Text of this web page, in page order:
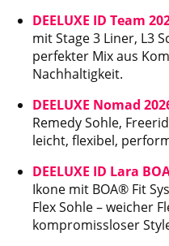
DEELUXE ID Team
mit Stage 3 Liner, L3
perfekter Mix aus
Nachhaltigkeit.
DEELUXE Nomad
Remedy Sohle,
leicht, flexibel,
DEELUXE ID Lara
Ikone mit BOA® Fit
Flex Sohle – weicher
kompromissloser